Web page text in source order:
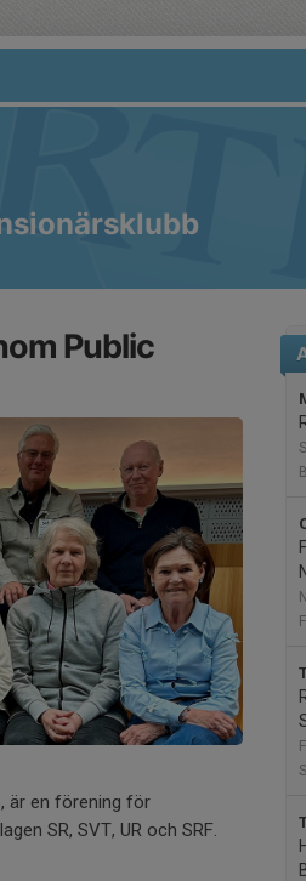
Public
är en förening för
SR, SVT, UR och SRF.